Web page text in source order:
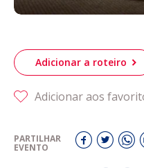
Adicionar a roteiro
Adicionar aos
PARTILHAR
EVENTO